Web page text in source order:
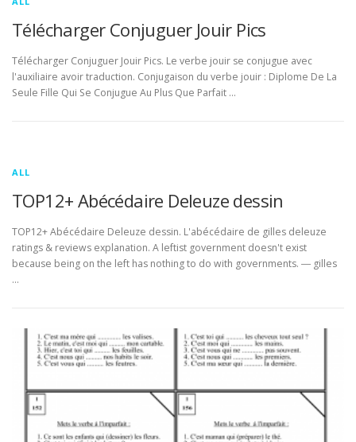
Télécharger Conjuguer Jouir Pics
Télécharger Conjuguer Jouir Pics. Le verbe jouir se conjugue avec
l'auxiliaire avoir traduction. Conjugaison du verbe jouir : Diplome De La
Seule Fille Qui Se Conjugue Au Plus Que Parfait …
ALL
TOP12+ Abécédaire Deleuze dessin
TOP12+ Abécédaire Deleuze dessin. L'abécédaire de gilles deleuze
ratings & reviews explanation. A leftist government doesn't exist
because being on the left has nothing to do with governments. ― gilles
…